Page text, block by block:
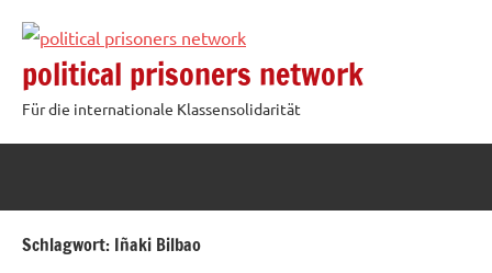
Inhalt
springen
political prisoners network
Für die internationale Klassensolidarität
Schlagwort: Iñaki Bilbao